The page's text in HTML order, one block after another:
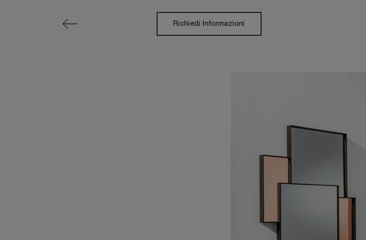
Richiedi Informazioni